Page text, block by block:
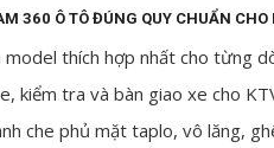
360 Ô TÔ ĐÚNG QUY CHUẨN
model thích hợp nhất cho từng
kiểm tra và bàn giao xe cho
che phủ mặt taplo, vô lăng,